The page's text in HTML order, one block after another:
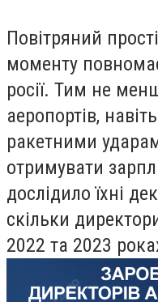
Повітряний
моменту
росії. Тим не
аеропортів,
ракетними
отримувати
дослідило їхні
скільки
2022 та 2023